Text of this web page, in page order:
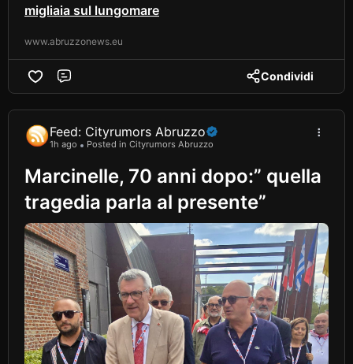
migliaia sul lungomare
www.abruzzonews.eu
Condividi
Feed: Cityrumors Abruzzo
1h ago Posted in Cityrumors Abruzzo
Marcinelle, 70 anni dopo:” quella
tragedia parla al presente”